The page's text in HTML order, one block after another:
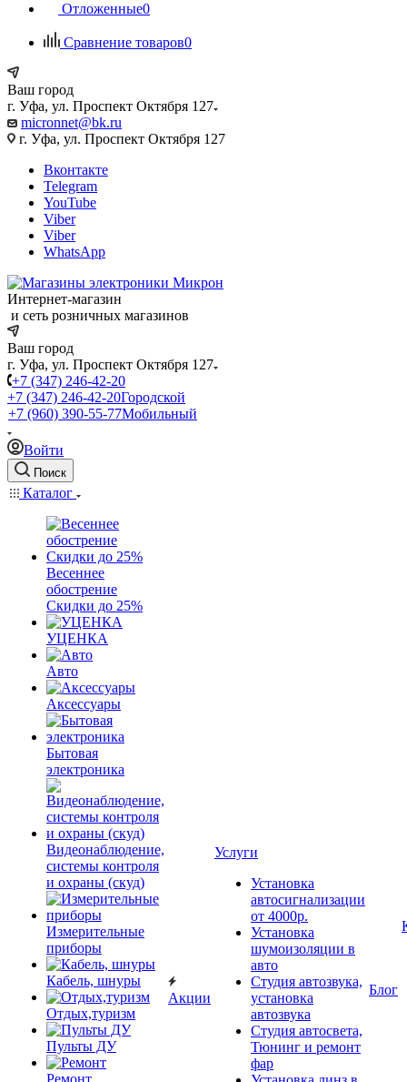
Отложенные0
Сравнение товаров0
Ваш город
г. Уфа, ул. Проспект Октября 127
micronnet@bk.ru
г. Уфа, ул. Проспект Октября 127
Вконтакте
Telegram
YouTube
Viber
Viber
WhatsApp
Интернет-магазин
и сеть розничных магазинов
Ваш город
г. Уфа, ул. Проспект Октября 127
+7 (347) 246-42-20
+7 (347) 246-42-20Городской
+7 (960) 390-55-77Мобильный
Войти
Поиск
Каталог
Весеннее
обострение
Скидки до 25%
УЦЕНКА
Авто
Аксессуары
Бытовая
электроника
Видеонаблюдение,
системы контроля
и охраны (скуд)
Измерительные
приборы
Кабель, шнуры
Отдых,туризм
Пульты ДУ
Ремонт
Акции
Услуги
Установка
автосигнализации
от 4000р.
Установка
шумоизоляции в
авто
Студия автозвука,
установка
автозвука
Студия автосвета,
Тюнинг и ремонт
фар
Блог